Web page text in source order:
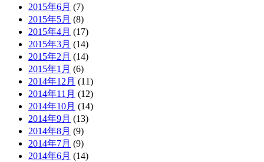
2015年6月 (7)
2015年5月 (8)
2015年4月 (17)
2015年3月 (14)
2015年2月 (14)
2015年1月 (6)
2014年12月 (11)
2014年11月 (12)
2014年10月 (14)
2014年9月 (13)
2014年8月 (9)
2014年7月 (9)
2014年6月 (14)